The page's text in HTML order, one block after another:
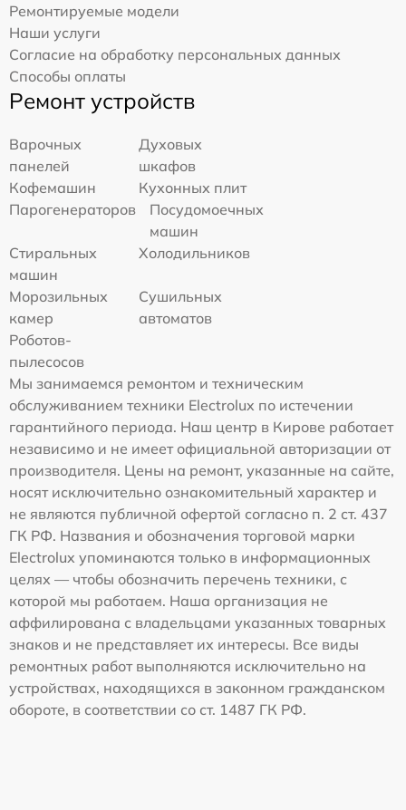
Ремонтируемые модели
Наши услуги
Согласие на обработку персональных данных
Способы оплаты
Ремонт устройств
Варочных
панелей
Духовых
шкафов
Кофемашин
Кухонных плит
Парогенераторов
Посудомоечных
машин
Стиральных
машин
Холодильников
Морозильных
камер
Сушильных
автоматов
Роботов-
пылесосов
Мы занимаемся ремонтом и техническим
обслуживанием техники Electrolux по истечении
гарантийного периода. Наш центр в Кирове работает
независимо и не имеет официальной авторизации от
производителя. Цены на ремонт, указанные на сайте,
носят исключительно ознакомительный характер и
не являются публичной офертой согласно п. 2 ст. 437
ГК РФ. Названия и обозначения торговой марки
Electrolux упоминаются только в информационных
целях — чтобы обозначить перечень техники, с
которой мы работаем. Наша организация не
аффилирована с владельцами указанных товарных
знаков и не представляет их интересы. Все виды
ремонтных работ выполняются исключительно на
устройствах, находящихся в законном гражданском
обороте, в соответствии со ст. 1487 ГК РФ.